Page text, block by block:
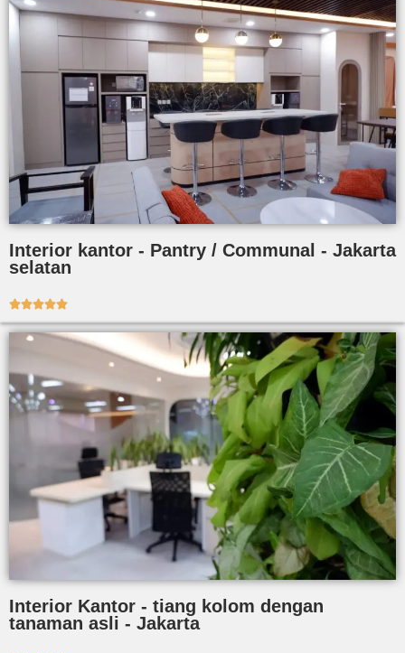
Interior kantor - Pantry / Communal - Jakarta
selatan

Interior Kantor - tiang kolom dengan
tanaman asli - Jakarta